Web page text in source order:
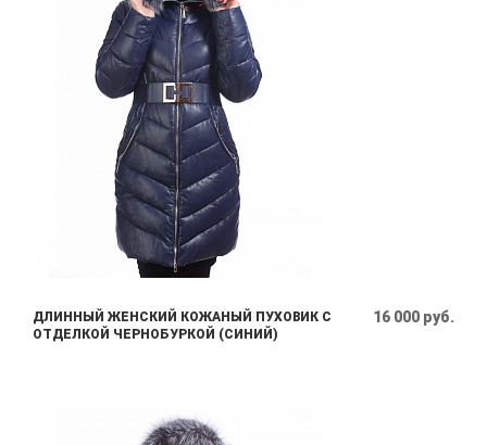
ДЛИННЫЙ ЖЕНСКИЙ КОЖАНЫЙ ПУХОВИК С
ОТДЕЛКОЙ ЧЕРНОБУРКОЙ (СИНИЙ)
16 000 руб.